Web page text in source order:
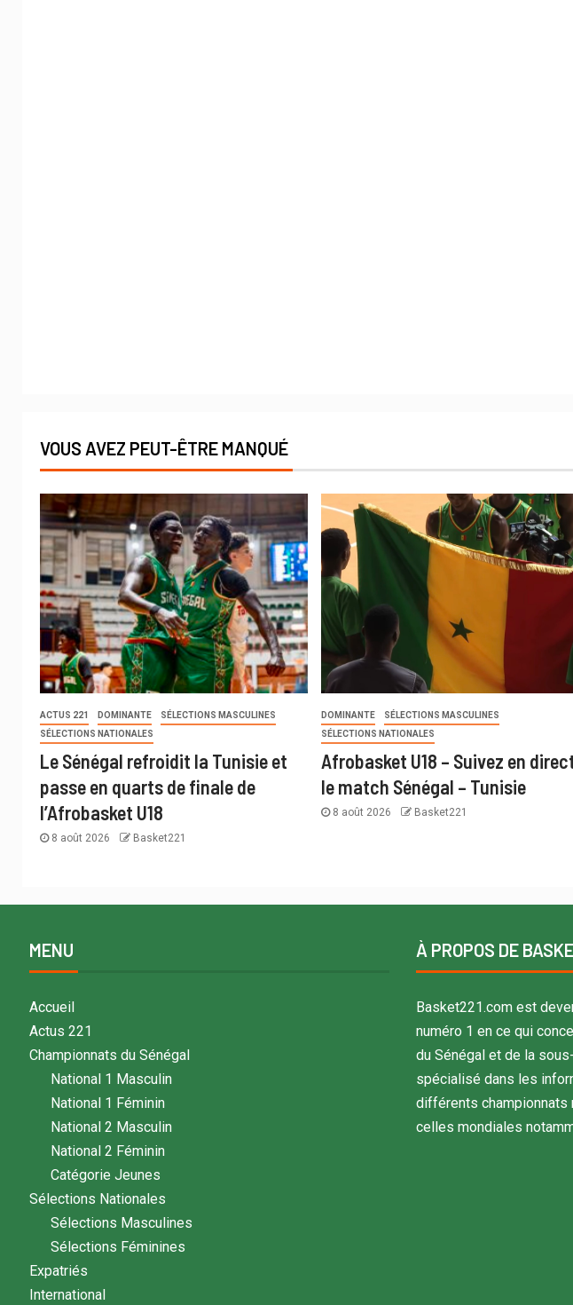
VOUS AVEZ PEUT-ÊTRE MANQUÉ
ACTUS 221 DOMINANTE
SÉLECTIONS MASCULINES
SÉLECTIONS NATIONALES
Le Sénégal refroidit la Tunisie et
passe en quarts de finale de
l’Afrobasket U18
8 août 2026 Basket221
DOMINANTE
SÉLECTIONS MASCULINES
SÉLECTIONS NATIONALES
Afrobasket U18 – Suivez en
le match Sénégal – Tunisie
8 août 2026 Basket221
MENU
Accueil
Actus 221
Championnats du Sénégal
National 1 Masculin
National 1 Féminin
National 2 Masculin
National 2 Féminin
Catégorie Jeunes
Sélections Nationales
Sélections Masculines
Sélections Féminines
Expatriés
International
À PROPOS DE
Basket221.com est
numéro 1 en ce qui
du Sénégal et de la
spécialisé dans les
différents championnats
celles mondiales